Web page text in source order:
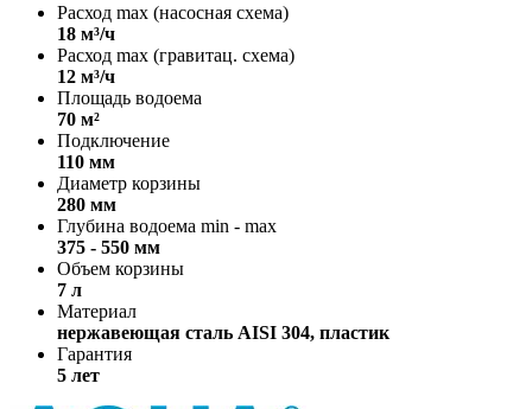
Расход max (насосная схема)
18 м³/ч
Расход max (гравитац. схема)
12 м³/ч
Площадь водоема
70 м²
Подключение
110 мм
Диаметр корзины
280 мм
Глубина водоема min - max
375 - 550 мм
Объем корзины
7 л
Материал
нержавеющая сталь AISI 304, пластик
Гарантия
5 лет